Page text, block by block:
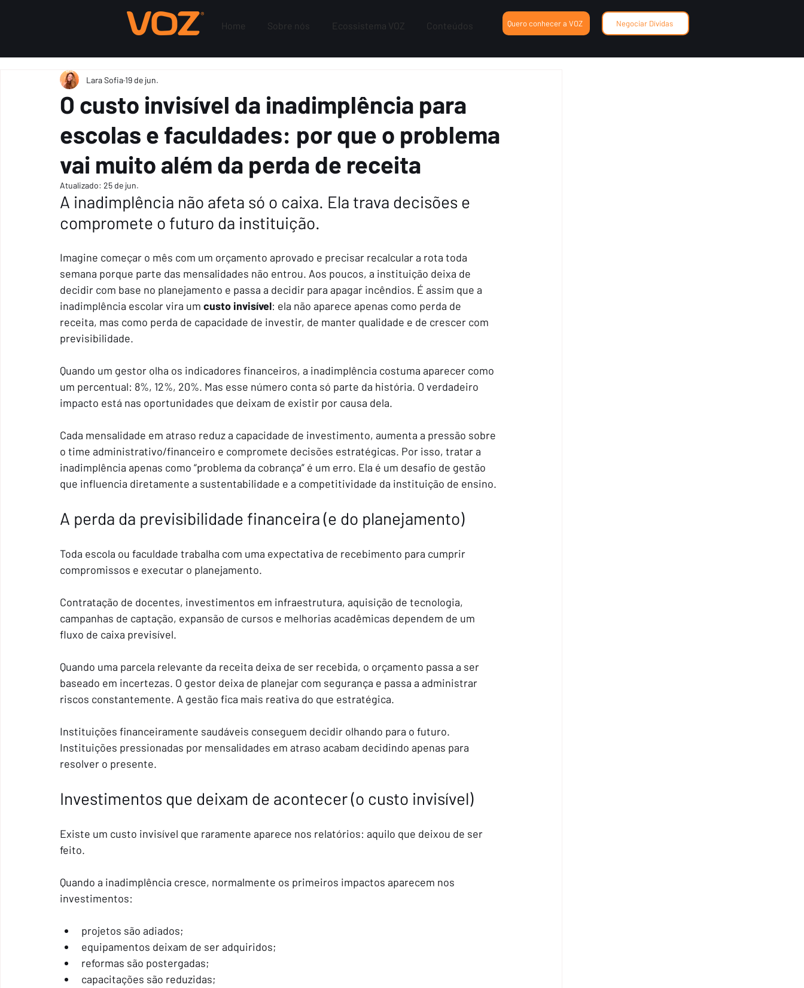
Home Sobre nós Ecossistema VOZ Conteúdos Quero conhecer a VOZ Negociar Dívidas
O custo invisível da inadimplência para
escolas e faculdades: por que o problema
vai muito além da perda de receita
Lara Sofia19 de jun.
Atualizado: 25 de jun.
A inadimplência não afeta só o caixa. Ela trava decisões e
compromete o futuro da instituição.
Imagine começar o mês com um orçamento aprovado e precisar recalcular a rota toda
semana porque parte das mensalidades não entrou. Aos poucos, a instituição deixa de
decidir com base no planejamento e passa a decidir para apagar incêndios. É assim que a
inadimplência escolar vira um custo invisível: ela não aparece apenas como perda de
receita, mas como perda de capacidade de investir, de manter qualidade e de crescer com
previsibilidade.
Quando um gestor olha os indicadores financeiros, a inadimplência costuma aparecer como
um percentual: 8%, 12%, 20%. Mas esse número conta só parte da história. O verdadeiro
impacto está nas oportunidades que deixam de existir por causa dela.
Cada mensalidade em atraso reduz a capacidade de investimento, aumenta a pressão sobre
o time administrativo/financeiro e compromete decisões estratégicas. Por isso, tratar a
inadimplência apenas como “problema da cobrança” é um erro. Ela é um desafio de gestão
que influencia diretamente a sustentabilidade e a competitividade da instituição de ensino.
A perda da previsibilidade financeira (e do planejamento)
Toda escola ou faculdade trabalha com uma expectativa de recebimento para cumprir
compromissos e executar o planejamento.
Contratação de docentes, investimentos em infraestrutura, aquisição de tecnologia,
campanhas de captação, expansão de cursos e melhorias acadêmicas dependem de um
fluxo de caixa previsível.
Quando uma parcela relevante da receita deixa de ser recebida, o orçamento passa a ser
baseado em incertezas. O gestor deixa de planejar com segurança e passa a administrar
riscos constantemente. A gestão fica mais reativa do que estratégica.
Instituições financeiramente saudáveis conseguem decidir olhando para o futuro.
Instituições pressionadas por mensalidades em atraso acabam decidindo apenas para
resolver o presente.
Investimentos que deixam de acontecer (o custo invisível)
Existe um custo invisível que raramente aparece nos relatórios: aquilo que deixou de ser
feito.
Quando a inadimplência cresce, normalmente os primeiros impactos aparecem nos
investimentos:
projetos são adiados;
equipamentos deixam de ser adquiridos;
reformas são postergadas;
capacitações são reduzidas;